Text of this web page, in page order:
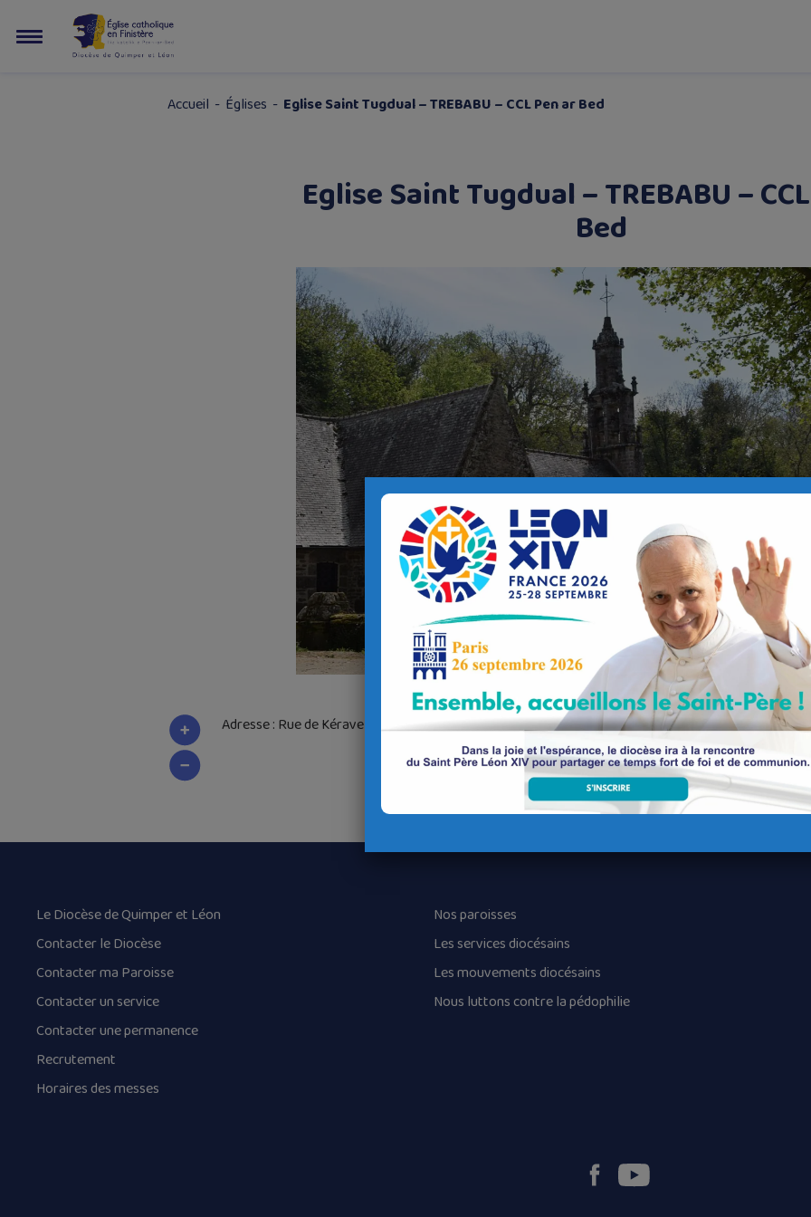
Accueil - Églises - Eglise Saint Tugdual – TREBABU – CCL Pen ar Bed
Eglise Saint Tugdual – TREBABU –
Bed
Adresse : Rue de Kéravel, 29217 Trébabu
Le Diocèse de Quimper et Léon
Contacter le Diocèse
Contacter ma Paroisse
Contacter un service
Contacter une permanence
Recrutement
Horaires des messes
Nos paroisses
Les services diocésains
Les mouvements diocésains
Nous luttons contre la pédophilie